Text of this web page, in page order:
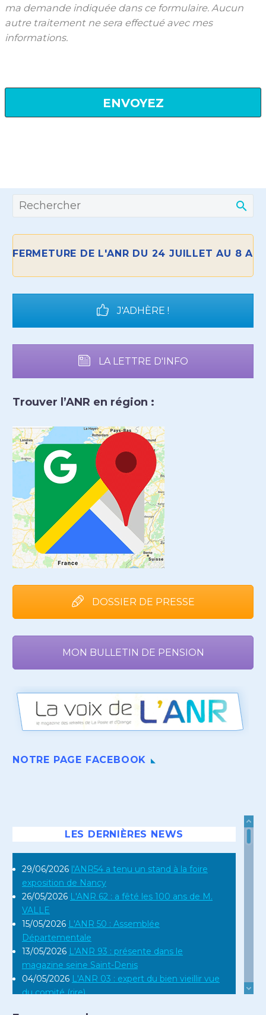
ma demande indiquée dans ce formulaire. Aucun
autre traitement ne sera effectué avec mes
informations.
DE L'ANR DU 24 JUILLET AU 8 AOÛT
J'ADHÈRE !
LA LETTRE D'INFO
Trouver l’ANR en région :
DOSSIER DE PRESSE
MON BULLETIN DE PENSION
NOTRE PAGE FACEBOOK
LES DERNIÈRES NEWS
29/06/2026 l'ANR54 a tenu un stand à la foire
exposition de Nancy
26/05/2026 L'ANR 62 : a fêté les 100 ans de M.
VALLE
15/05/2026 L'ANR 50 : Assemblée
Départementale
13/05/2026 L'ANR 93 : présente dans le
magazine seine Saint-Denis
04/05/2026 L'ANR 03 : expert du bien vieillir vue
du comité (rire)